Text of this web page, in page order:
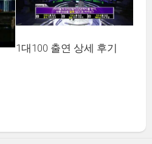
1대100 출연 상세 후기